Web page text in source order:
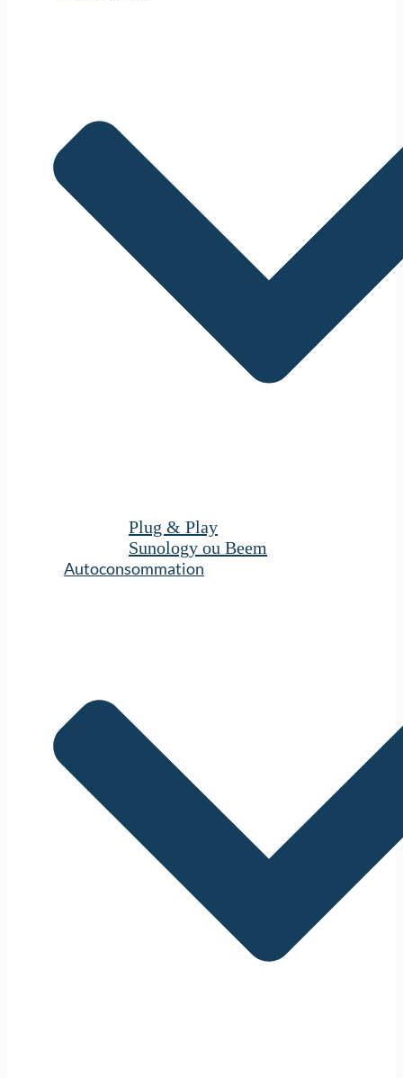
Plug & Play
Sunology ou Beem
Autoconsommation